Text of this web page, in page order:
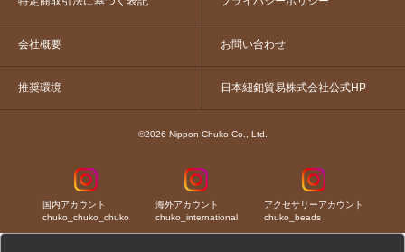
会社概要 お問い合わせ
推奨環境 日本紐釦貿易株式会社公式HP
©2026 Nippon Chuko Co., Ltd.
国内アカウント
chuko_chuko_chuko
海外アカウント
chuko_international
アクセサリーアカウント
chuko_beads